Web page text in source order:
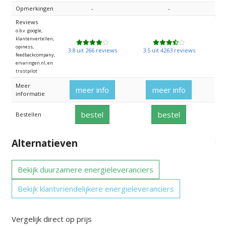
Opmerkingen -
-
Reviews
o.b.v. google,
klantenvertellen,
opiness,
feedbackcompany,
ervaringen.nl, en
trustpilot
3.8 uit 266 reviews 3.5 uit 4263 reviews
Meer
informatie
meer info meer info
Bestellen bestel bestel
Alternatieven
Bekijk duurzamere energieleveranciers
Bekijk klantvriendelijkere energieleveranciers
Vergelijk direct op prijs